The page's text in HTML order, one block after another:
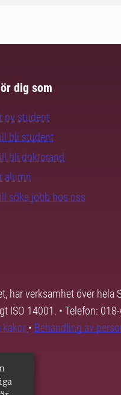
dig som
ny student
bli student
bli doktorand
alumn
söka jobb hos oss
har verksamhet över hela
ISO 14001. • Telefon:
kakor • Behandling av